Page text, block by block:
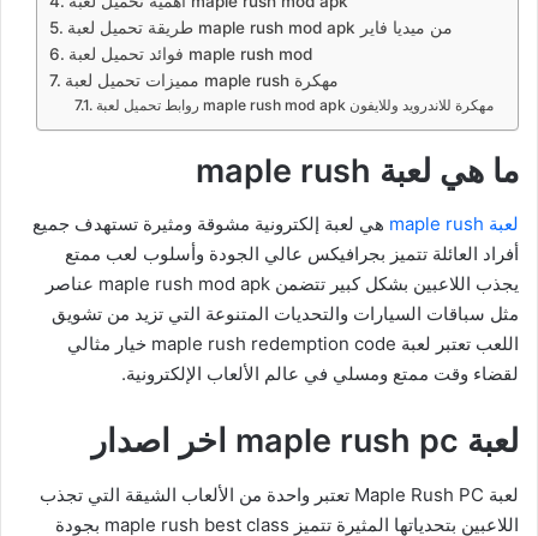
طريقة تحميل لعبة maple rush mod apk من ميديا فاير
فوائد تحميل لعبة maple rush mod
مميزات تحميل لعبة maple rush مهكرة
روابط تحميل لعبة maple rush mod apk مهكرة للاندرويد وللايفون
ما هي لعبة maple rush
لعبة maple rush
هي لعبة إلكترونية مشوقة ومثيرة تستهدف جميع
أفراد العائلة تتميز بجرافيكس عالي الجودة وأسلوب لعب ممتع
يجذب اللاعبين بشكل كبير تتضمن maple rush mod apk عناصر
مثل سباقات السيارات والتحديات المتنوعة التي تزيد من تشويق
اللعب تعتبر لعبة maple rush redemption code خيار مثالي
لقضاء وقت ممتع ومسلي في عالم الألعاب الإلكترونية.
لعبة maple rush pc اخر اصدار
لعبة Maple Rush PC تعتبر واحدة من الألعاب الشيقة التي تجذب
اللاعبين بتحدياتها المثيرة تتميز maple rush best class بجودة